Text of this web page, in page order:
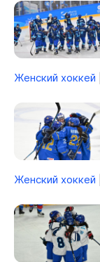
Женский хоккей
Женский хоккей